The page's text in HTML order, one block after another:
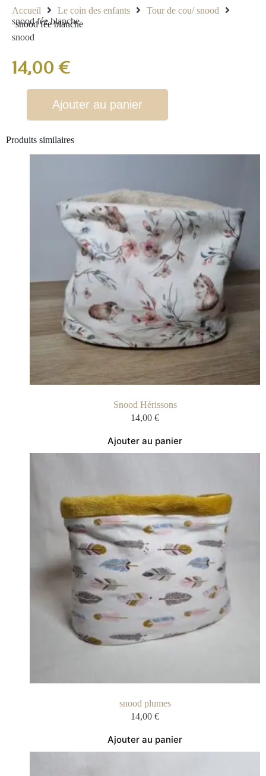
Accueil Le coin des enfants
Tour de cou/ snood
snood fée blanche
snood fée blanche
snood
14,00€
Ajouter au panier
Produits similaires
Snood Hérissons
14,00 €
Ajouter au panier
snood plumes
14,00 €
Ajouter au panier